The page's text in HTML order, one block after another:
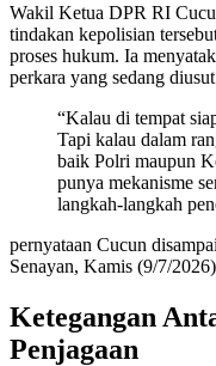
Wakil Ketua DPR RI
tindakan kepolisian
proses hukum. Ia
perkara yang sedang
“Kalau di tempat
Tapi kalau dalam
baik Polri maupun
punya mekanisme
langkah-langkah
pernyataan Cucun
Senayan, Kamis (9/7/
Ketegangan
Penjagaan